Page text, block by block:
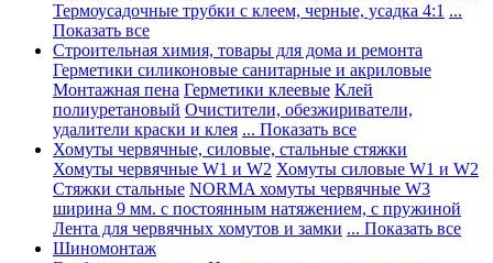
Термоусадочные трубки с клеем, черные, усадка 4:1 ...
Показать все
Строительная химия, товары для дома и ремонта
Герметики силиконовые санитарные и акриловые
Монтажная пена Герметики клеевые Клей
полиуретановый Очистители, обезжириватели,
удалители краски и клея ... Показать все
Хомуты червячные, силовые, стальные стяжки
Хомуты червячные W1 и W2 Хомуты силовые W1 и W2
Стяжки стальные NORMA хомуты червячные W3
ширина 9 мм. с постоянным натяжением, с пружиной
Лента для червячных хомутов и замки ... Показать все
Шиномонтаж